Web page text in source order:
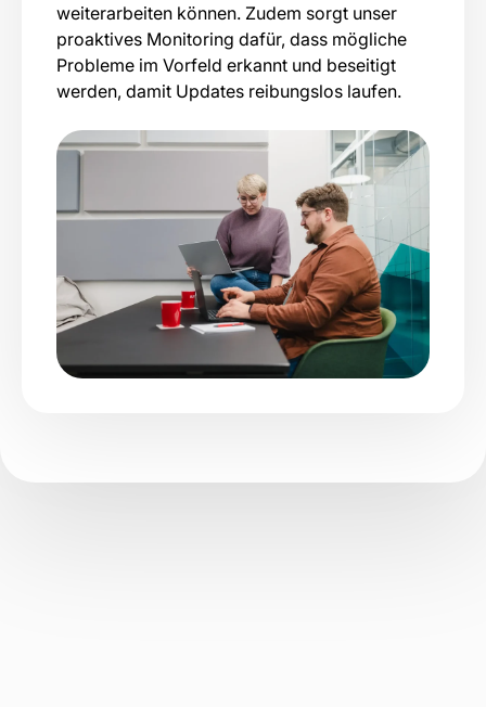
weiterarbeiten können. Zudem sorgt unser
proaktives Monitoring dafür, dass mögliche
Probleme im Vorfeld erkannt und beseitigt
werden, damit Updates reibungslos laufen.